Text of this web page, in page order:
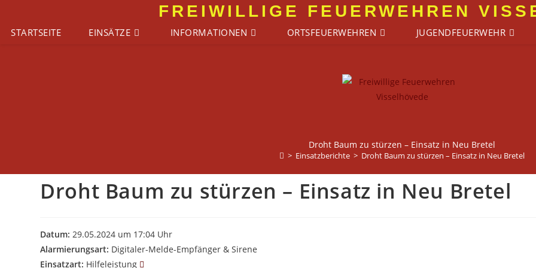
springen
FREIWILLIGE FEUERWEHREN
STARTSEITE EINSÄTZE INFORMATIONEN ORTSFEUERWEHREN JUGENDFEUERWEHR
Droht Baum zu stürzen – Einsatz in Neu Bretel
> Einsatzberichte > Droht Baum zu stürzen – Einsatz in Neu Bretel
Droht Baum zu stürzen – Einsatz in Neu Bretel
Datum: 29.05.2024 um 17:04 Uhr
Alarmierungsart: Digitaler-Melde-Empfänger & Sirene
Einsatzart: Hilfeleistung